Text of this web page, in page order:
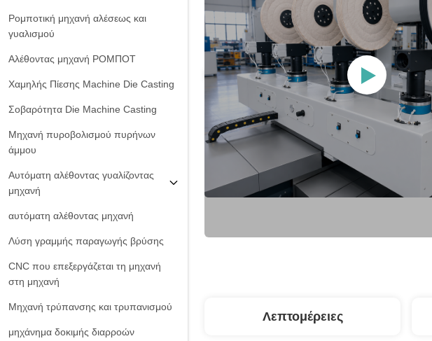
Ρομποτική μηχανή αλέσεως και
γυαλισμού
Αλέθοντας μηχανή ΡΟΜΠΟΤ
Χαμηλής Πίεσης Machine Die Casting
Σοβαρότητα Die Machine Casting
Μηχανή πυροβολισμού πυρήνων
άμμου
Αυτόματη αλέθοντας γυαλίζοντας
μηχανή
αυτόματη αλέθοντας μηχανή
Λύση γραμμής παραγωγής βρύσης
CNC που επεξεργάζεται τη μηχανή
στη μηχανή
Μηχανή τρύπανσης και τρυπανισμού
μηχάνημα δοκιμής διαρροών
Λεπτομέρειες